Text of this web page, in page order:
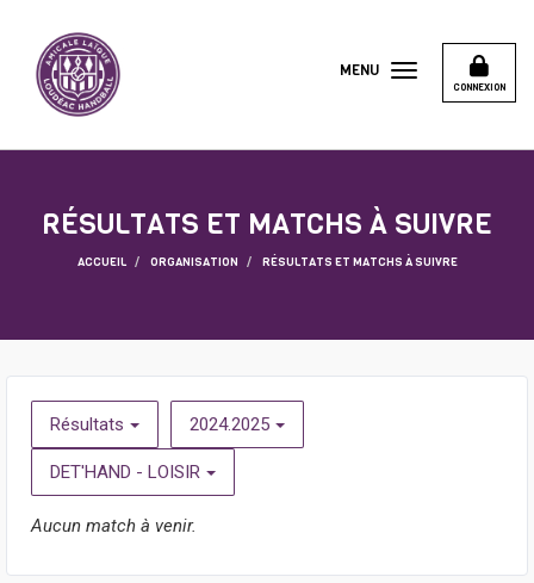
CONNEXION
MENU
RÉSULTATS ET MATCHS À SUIVRE
ACCUEIL ORGANISATION RÉSULTATS ET MATCHS À SUIVRE
Résultats 2024.2025
DET'HAND - LOISIR
Aucun match à venir.